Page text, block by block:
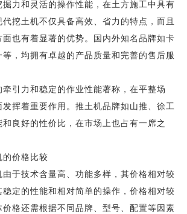
力和灵活的操作性能，在土方施工中具有
挖土机不仅具备高效、省力的特点，而且
也有着显著的优势。国内外知名品牌如卡
，均拥有卓越的产品质量和完善的售后服
引力和稳定的作业性能著称，在平整场
挥着重要作用。推土机品牌如山推、徐工
良好的性价比，在市场上也占有一席之
的价格比较
于技术含量高、功能多样，其价格相对较
定的性能和相对简单的操作，价格相对较
格还需根据不同品牌、型号、配置等因素